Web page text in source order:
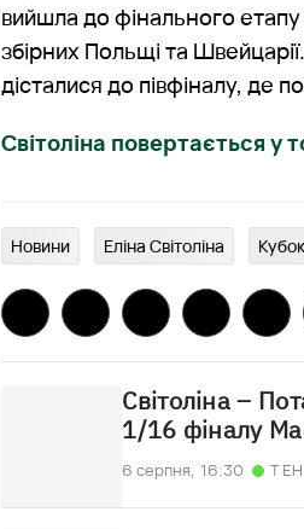
вийшла до фінального
збірних Польщі та
дісталися до півфіналу, де
Світоліна повертається у
Новини Еліна Світоліна
Світоліна –
1/16 фіналу
6 серпня, 16:30